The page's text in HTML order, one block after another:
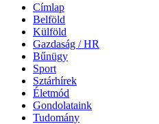
Címlap
Belföld
Külföld
Gazdaság / HR
Bűnügy
Sport
Sztárhírek
Életmód
Gondolataink
Tudomány